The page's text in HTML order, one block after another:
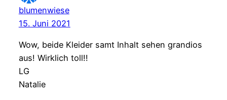
blumenwiese
15. Juni 2021
Wow, beide Kleider samt Inhalt sehen grandios
aus! Wirklich toll!!
LG
Natalie